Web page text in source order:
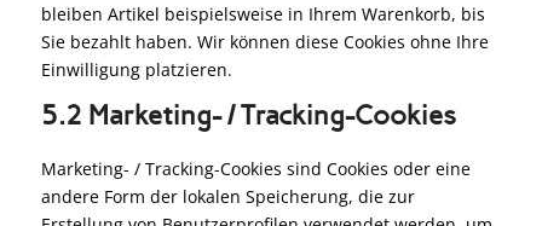
bleiben Artikel beispielsweise in Ihrem Warenkorb, bis
Sie bezahlt haben. Wir können diese Cookies ohne Ihre
Einwilligung platzieren.
5.2 Marketing- / Tracking-Cookies
Marketing- / Tracking-Cookies sind Cookies oder eine
andere Form der lokalen Speicherung, die zur